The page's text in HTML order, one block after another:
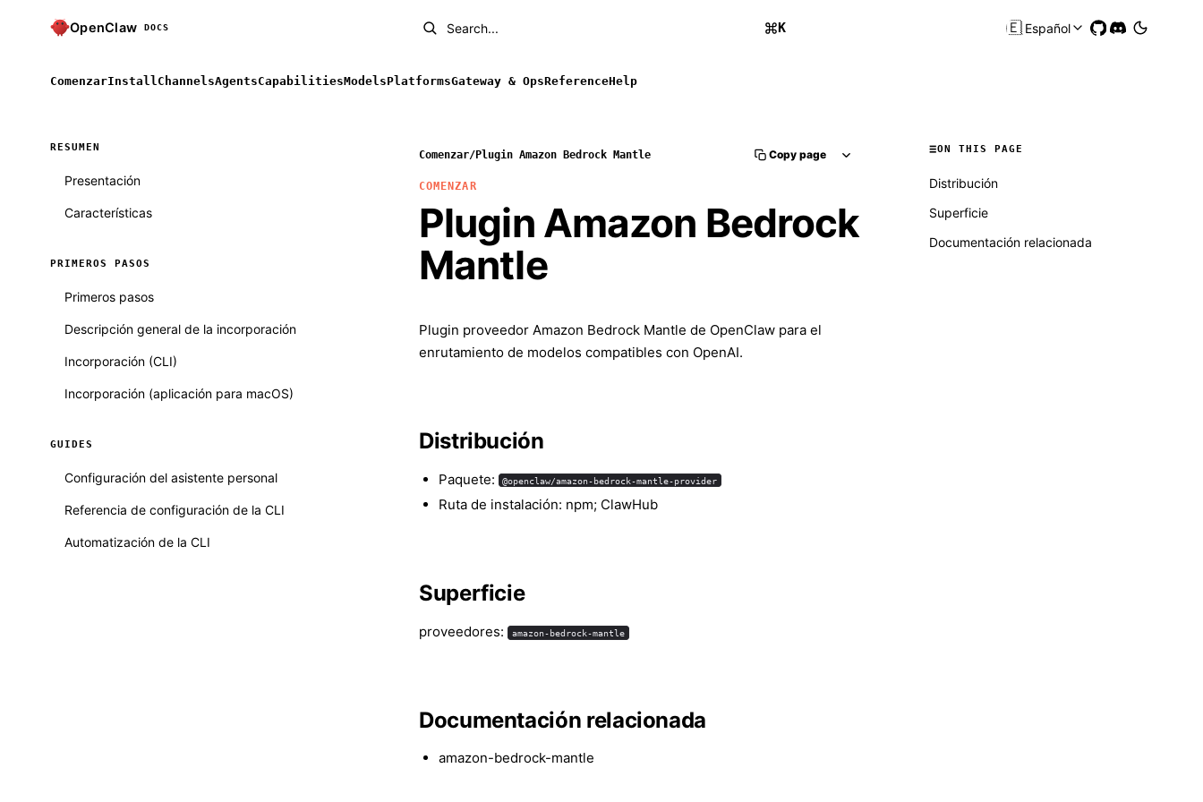
OpenClaw DOCS Search... K 🇪🇸Español
ComenzarInstall ChannelsAgentsCapabilitiesModelsPlatformsGateway & OpsReferenceHelp
RESUMEN
Presentación
Características
PRIMEROS PASOS
Primeros pasos
Descripción general de la incorporación
Incorporación (CLI)
Incorporación (aplicación para macOS)
GUIDES
Configuración del asistente personal
Referencia de configuración de la CLI
Automatización de la CLI
Comenzar/Plugin Amazon Bedrock Mantle Copy page
COMENZAR
Plugin Amazon Bedrock
Mantle
Plugin proveedor Amazon Bedrock Mantle de OpenClaw para el
enrutamiento de modelos compatibles con OpenAI.
Distribución
Paquete: @openclaw/amazon-bedrock-mantle-provider
Ruta de instalación: npm; ClawHub
Superficie
proveedores: amazon-bedrock-mantle
Documentación relacionada
amazon-bedrock-mantle
ON THIS PAGE
Distribución
Superficie
Documentación relacionada